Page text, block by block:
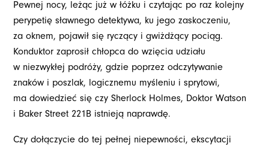
Pewnej nocy, leżąc już w łóżku i czytając po raz kolejny
perypetię sławnego detektywa, ku jego zaskoczeniu,
za oknem, pojawił się ryczący i gwiżdżący pociąg.
Konduktor zaprosił chłopca do wzięcia udziału
w niezwykłej podróży, gdzie poprzez odczytywanie
znaków i poszlak, logicznemu myśleniu i sprytowi,
ma dowiedzieć się czy Sherlock Holmes, Doktor Watson
i Baker Street 221B istnieją naprawdę.
Czy dołączycie do tej pełnej niepewności, ekscytacji